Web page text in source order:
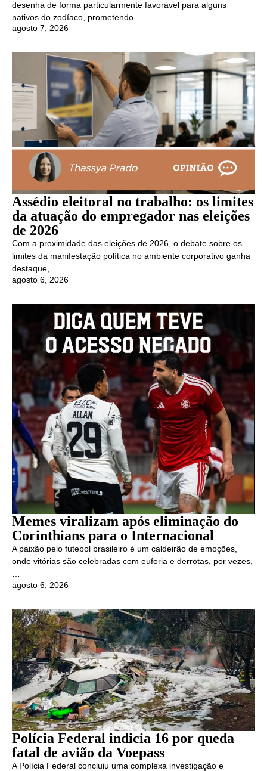
desenha de forma particularmente favorável para alguns
nativos do zodíaco, prometendo…
agosto 7, 2026
Assédio eleitoral no trabalho: os limites
da atuação do empregador nas eleições
de 2026
Com a proximidade das eleições de 2026, o debate sobre os
limites da manifestação política no ambiente corporativo ganha
destaque,…
agosto 6, 2026
Memes viralizam após eliminação do
Corinthians para o Internacional
A paixão pelo futebol brasileiro é um caldeirão de emoções,
onde vitórias são celebradas com euforia e derrotas, por vezes,
…
agosto 6, 2026
Polícia Federal indicia 16 por queda
fatal de avião da Voepass
A Polícia Federal concluiu uma complexa investigação e